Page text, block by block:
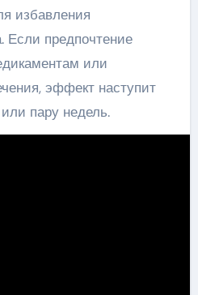
избавления
Если предпочтение
или
эффект наступит
пару недель.